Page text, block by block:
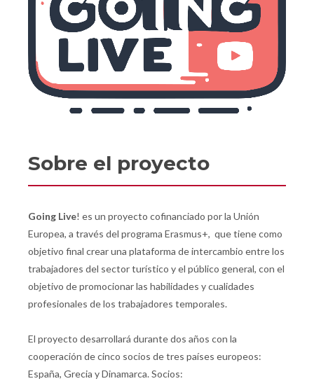
Sobre el proyecto
Going Live! es un proyecto cofinanciado por la Unión
Europea, a través del programa Erasmus+, que tiene como
objetivo final crear una plataforma de intercambio entre los
trabajadores del sector turístico y el público general, con el
objetivo de promocionar las habilidades y cualidades
profesionales de los trabajadores temporales.
El proyecto desarrollará durante dos años con la
cooperación de cinco socios de tres países europeos:
España, Grecia y Dinamarca. Socios: